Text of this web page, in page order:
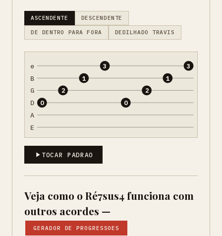
ASCENDENTE DESCENDENTE
DE DENTRO PARA FORA DEDILHADO TRAVIS
e
B
G
D
A
E
0
2
1
3
0
2
1
3
TOCAR PADRAO
Veja como o Ré7sus4 funciona com
outros acordes —
GERADOR DE PROGRESSOES